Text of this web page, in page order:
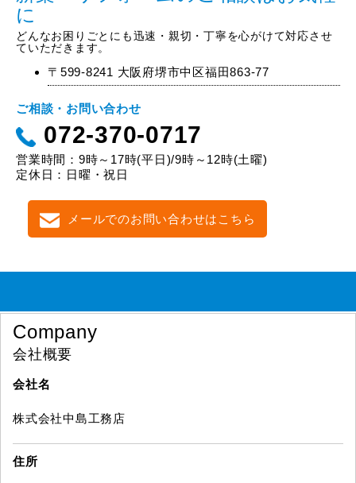
に
どんなお困りごとにも迅速・親切・丁寧を心がけて対応させ
ていただきます。
〒599-8241 大阪府堺市中区福田863-77
ご相談・お問い合わせ
072-370-0717
営業時間：9時～17時(平日)/9時～12時(土曜)
定休日：日曜・祝日
メールでのお問い合わせはこちら
Company
会社概要
会社名
株式会社中島工務店
住所